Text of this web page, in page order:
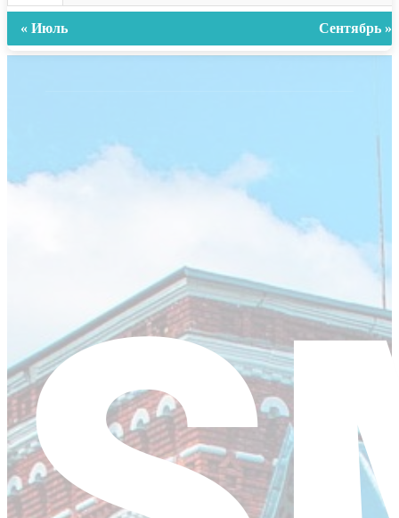
« Июль Сентябрь »